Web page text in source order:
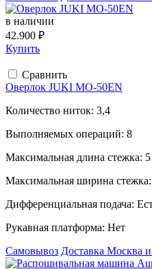
в наличии
42.900 ₽
Купить
Сравнить
Оверлок JUKI MO-50EN
Количество ниток: 3,4
Выполняемых операций: 8
Максимальная длина стежка:
Максимальная ширина стежка:
Дифференциальная подача:
Рукавная платформа: Нет
Самовывоз Доставка Москва